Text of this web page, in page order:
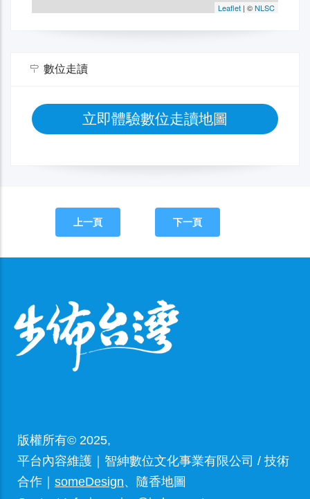
數位走讀
立即體驗數位走讀地圖
上一頁 下一頁
版權所有© 2025,
平台內容維護｜智紳數位文化事業有限公司 / 技術
合作｜ someDesign、隨香地圖